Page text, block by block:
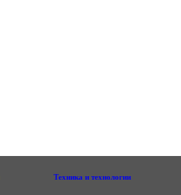
Техника и технологии